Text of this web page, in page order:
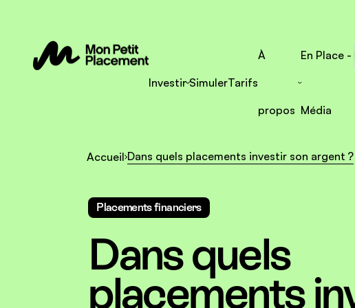
Investir SimulerTarifs
À
propos
En Place -
Média
Accueil Dans quels placements investir son argent ?
Placements financiers
Dans quels
placements